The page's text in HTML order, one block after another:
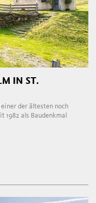
IN ST.
der ältesten noch
1982 als Baudenkmal